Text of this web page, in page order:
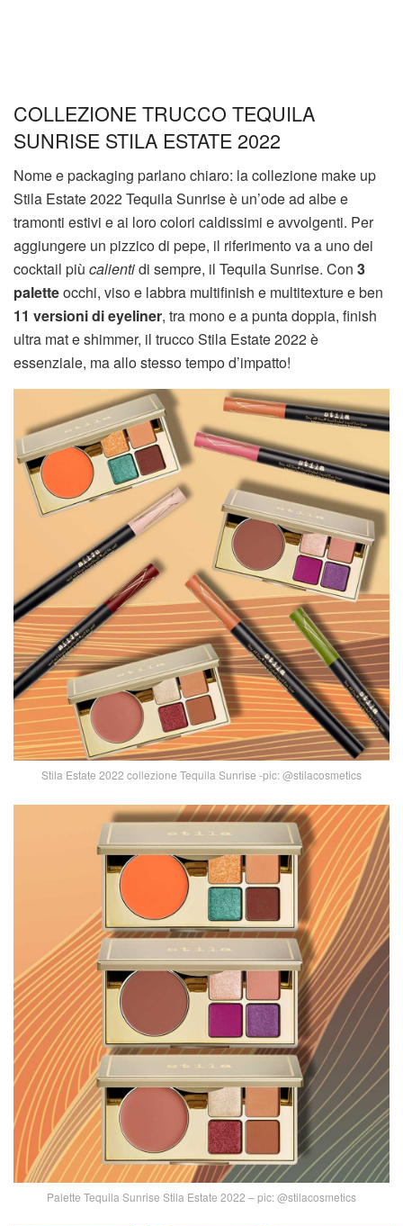
COLLEZIONE TRUCCO TEQUILA
SUNRISE STILA ESTATE 2022
Nome e packaging parlano chiaro: la collezione make up
Stila Estate 2022 Tequila Sunrise è un’ode ad albe e
tramonti estivi e ai loro colori caldissimi e avvolgenti. Per
aggiungere un pizzico di pepe, il riferimento va a uno dei
cocktail più calientidi sempre, il Tequila Sunrise. Con 3
paletteocchi, viso e labbra multifinish e multitexture e ben
11 versioni di eyeliner, tra mono e a punta doppia, finish
ultra mat e shimmer, il trucco Stila Estate 2022 è
essenziale, ma allo stesso tempo d’impatto!
Stila Estate 2022 collezione Tequila Sunrise -pic: @stilacosmetics
Palette Tequila Sunrise Stila Estate 2022 – pic: @stilacosmetics